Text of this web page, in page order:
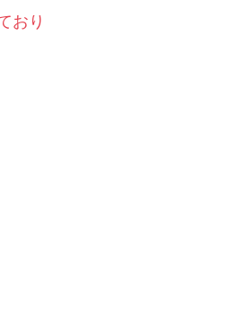
おり